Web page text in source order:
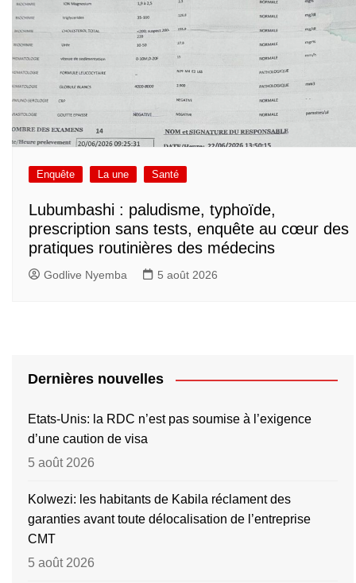
Enquête La une Santé
Lubumbashi : paludisme, typhoïde,
prescription sans tests, enquête au cœur des
pratiques routinières des médecins
Godlive Nyemba 5 août 2026
Dernières nouvelles
Etats-Unis: la RDC n’est pas soumise à l’exigence
d’une caution de visa
5 août 2026
Kolwezi: les habitants de Kabila réclament des
garanties avant toute délocalisation de l’entreprise
CMT
5 août 2026